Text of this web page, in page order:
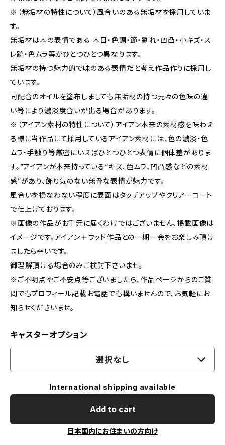
※（無垢材の特性について）風合いのある無垢材を採用していま
す。
無垢材は木の表情である 木目・色調・節・割れ・凹凸・小キズ・ス
レ跡・色ムラ等がひとつひとつ異なります。
無垢材の持つ魅力的で味のある表情だと考え作品作りに採用し
ています。
同配合のオイルを塗布しましても無垢材の持つ元々の色味の違
い等により濃淡度合いが出る場合があります。
※（アイアン素材の特性について）アイアン本来の素材感を味わえ
る様に当作品にて採用しているアイアン素材には、色の濃淡・色
ムラ・手触り等厳密にいえばひとつひとつ表情に個体差がありま
す。”アイアンが本来持っている“キズ、色ムラ、凹凸感などの素材
感”があり、飾り気のない無骨な表情が魅力です。
風合いを損なわない程度に表面はタッチアップやクリアーコート
で仕上げております。
※画像の作品がお手元に届くわけではございません、掲載画像は
イメージです。アイアン＋ウッド作品との一期一会をお楽しみ頂け
ましたら幸いです。
御理解頂ける場合のみご検討下さいませ。
※ご不明点やご不安点等ございましたら、作品ページからのご質
問でもプロフィール記載お電話でも構いませんので、お気軽にお
知らせくださいませ。
キャスターオプション
選択なし
International shipping available
Add to cart
日本国内にお住まいの方向け